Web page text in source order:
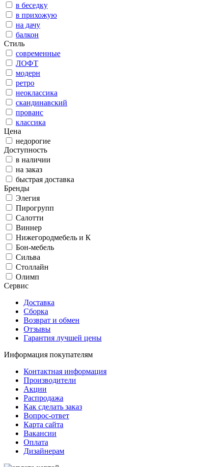
в беседку
в прихожую
на дачу
балкон
Стиль
современные
ЛОФТ
модерн
ретро
неоклассика
скандинавский
прованс
классика
Цена
недорогие
Доступность
в наличии
на заказ
быстрая доставка
Бренды
Элегия
Пирогрупп
Салотти
Виннер
Нижегородмебель и К
Бон-мебель
Сильва
Столлайн
Олимп
Сервис
Доставка
Сборка
Возврат и обмен
Отзывы
Гарантия лучшей цены
Информация покупателям
Контактная информация
Производители
Акции
Распродажа
Как сделать заказ
Вопрос-ответ
Карта сайта
Вакансии
Оплата
Дизайнерам